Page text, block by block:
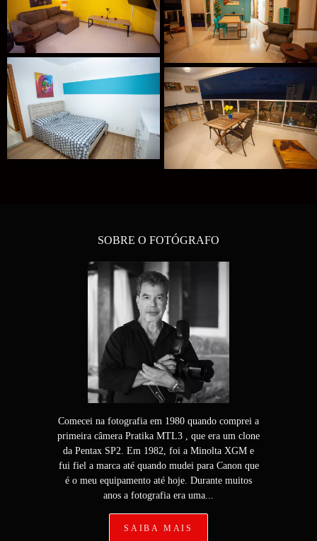
SOBRE O FOTÓGRAFO
Comecei na fotografia em 1980 quando comprei a
primeira câmera Pratika MTL3 , que era um clone
da Pentax SP2. Em 1982, foi a Minolta XGM e
fui fiel a marca até quando mudei para Canon que
é o meu equipamento até hoje. Durante muitos
anos a fotografia era uma...
SAIBA MAIS